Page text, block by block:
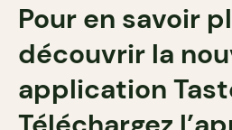
Pour en savoir
découvrir la
application